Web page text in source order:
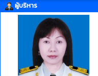
ผู้บริหาร